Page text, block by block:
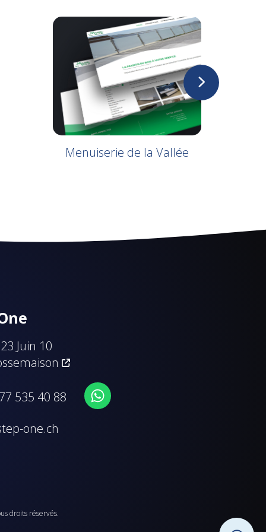
Menuiserie de la Vallée
Juin 10
535 40 88
one.ch
droits réservés.